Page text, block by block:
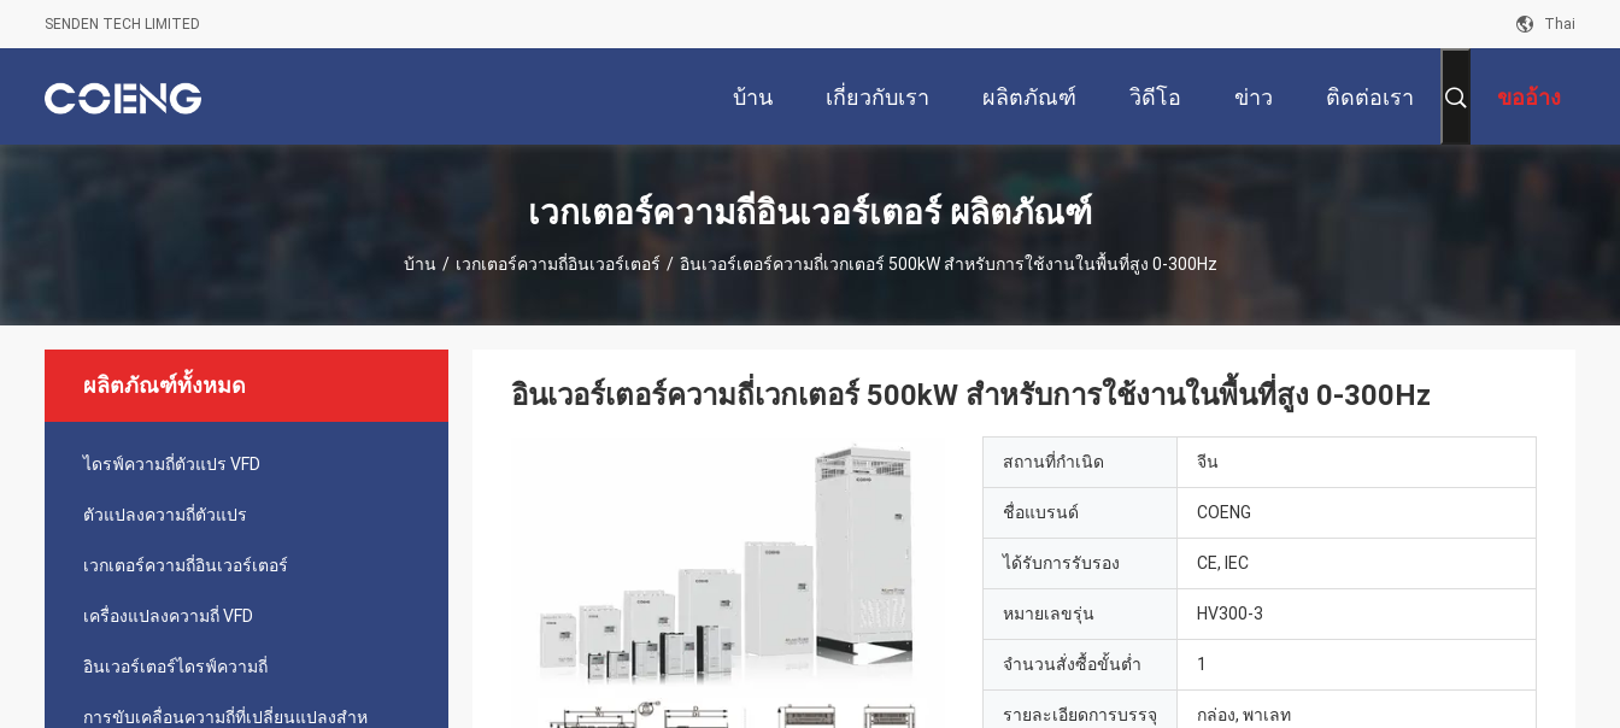
SENDEN TECH LIMITED Thai
บ้าน เกี่ยวกับเรา ผลิตภัณฑ์ วิดีโอ ข่าว ติดต่อเรา ขออ้าง
เวกเตอร์ความถี่อินเวอร์เตอร์ ผลิตภัณฑ์
บ้าน / เวกเตอร์ความถี่อินเวอร์เตอร์ / อินเวอร์เตอร์ความถี่เวกเตอร์ 500kW สําหรับการใช้งานในพื้นที่สูง 0-300Hz
ผลิตภัณฑ์ทั้งหมด
ไดรฟ์ความถี่ตัวแปร VFD
ตัวแปลงความถี่ตัวแปร
เวกเตอร์ความถี่อินเวอร์เตอร์
เครื่องแปลงความถี่ VFD
อินเวอร์เตอร์ไดรฟ์ความถี่
การขับเคลื่อนความถี่ที่เปลี่ยนแปลงสําห
อินเวอร์เตอร์ความถี่เวกเตอร์ 500kW สําหรับการใช้งานในพื้นที่สูง 0-300Hz
สถานที่กำเนิด จีน
ชื่อแบรนด์ COENG
ได้รับการรับรอง CE, IEC
หมายเลขรุ่น HV300-3
จำนวนสั่งซื้อขั้นต่ำ 1
รายละเอียดการบรรจุ กล่อง, พาเลท